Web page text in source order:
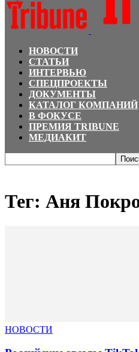
НОВОСТИ
СТАТЬИ
ИНТЕРВЬЮ
СПЕЦПРОЕКТЫ
ДОКУМЕНТЫ
КАТАЛОГ КОМПАНИЙ
В ФОКУСЕ
ПРЕМИЯ TRIBUNE
МЕДИАКИТ
Тег: Аня
НОВОСТИ